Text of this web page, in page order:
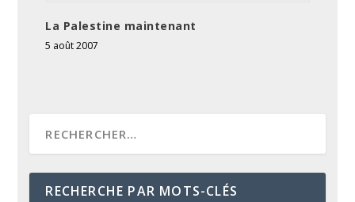
La Palestine maintenant
5 août 2007
RECHERCHE PAR MOTS-CLÉS